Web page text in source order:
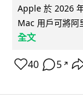
Apple 於 2026
Mac 用戶可將阿
全文
40 5 ↗